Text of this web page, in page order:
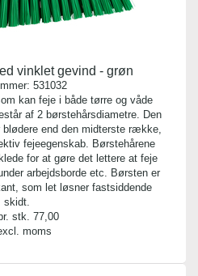
cm
vinklet gevind - grøn
531032
kan feje i både tørre og våde
af 2 børstehårsdiametre. Den
end den midterste række,
fejeegenskab. Børstehårene
for at gøre det lettere at feje
arbejdsborde etc. Børsten er
som let løsner fastsiddende
skidt.
stk. 77,00
moms